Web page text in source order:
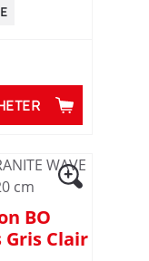
BO
Gris Clair